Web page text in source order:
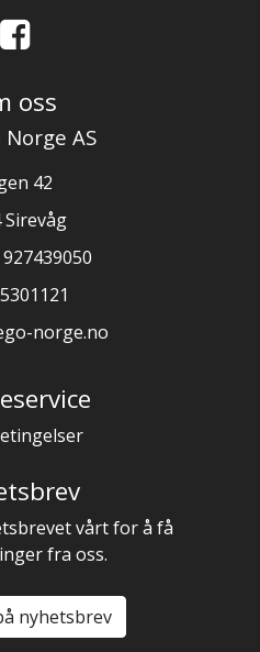
oss
Norge AS
42
Sirevåg
norge.no
vårt for å få
fra oss.
nyhetsbrev